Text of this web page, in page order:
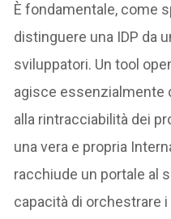
È fondamentale, come
distinguere una IDP da
sviluppatori. Un tool
agisce essenzialmente
alla rintracciabilità dei
una vera e propria
racchiude un portale al
capacità di orchestrare